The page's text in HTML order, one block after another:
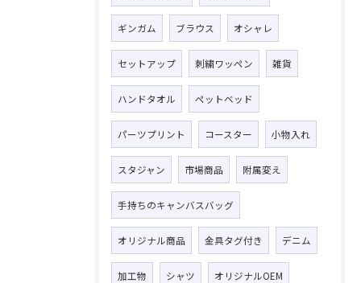
ギンガム ブラウス オシャレ
セットアップ 刺繍ワッペン 雑貨
ハンドタオル ペットベッド
パーツプリント コースター 小物入れ
スタジャン 市場商品 附属変え
手持ちのキャンバスバッグ
オリジナル商品 金具タグ付き デニム
加工物 シャツ オリジナルOEM